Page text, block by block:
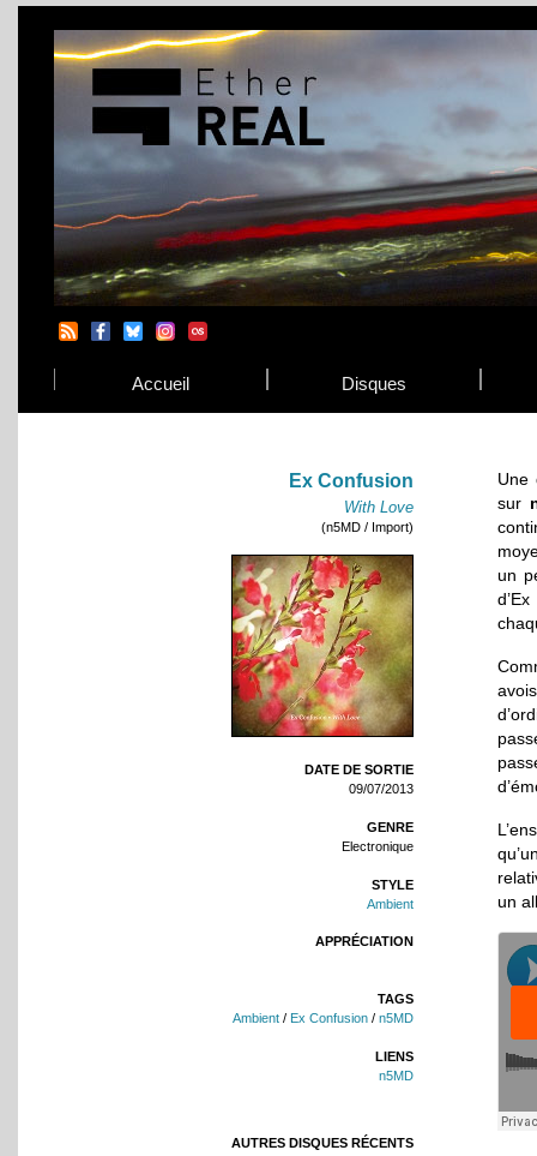
Accueil Disques
Ex Confusion
With Love
(n5MD / Import)
DATE DE SORTIE
09/07/2013
GENRE
Electronique
STYLE
Ambient
APPRÉCIATION
TAGS
Ambient / Ex Confusion / n5MD
LIENS
n5MD
AUTRES DISQUES RÉCENTS
Une
sur
un
un